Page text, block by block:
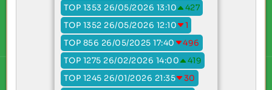
TOP 1353 26/05/2026 13:10
427
TOP 1352 26/05/2026 12:10
1
TOP 856 26/05/2025 17:40
496
TOP 1275 26/02/2026 14:00
419
TOP 1245 26/01/2026 21:35
30